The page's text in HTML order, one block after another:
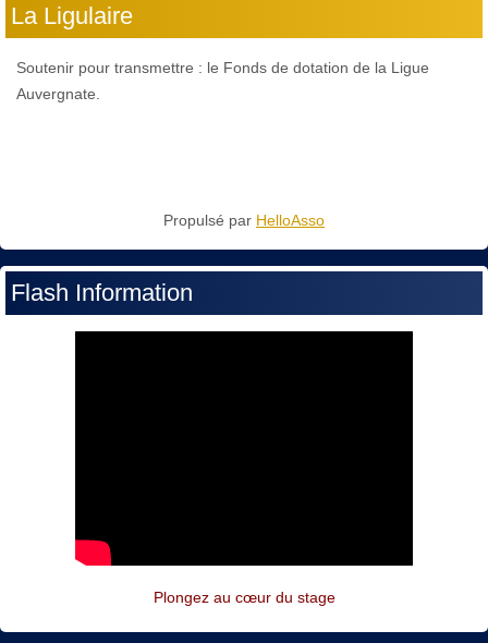
La Ligulaire
Soutenir pour transmettre : le Fonds de dotation de la Ligue
Auvergnate.
Propulsé par HelloAsso
Flash Information
Plongez au cœur du stage